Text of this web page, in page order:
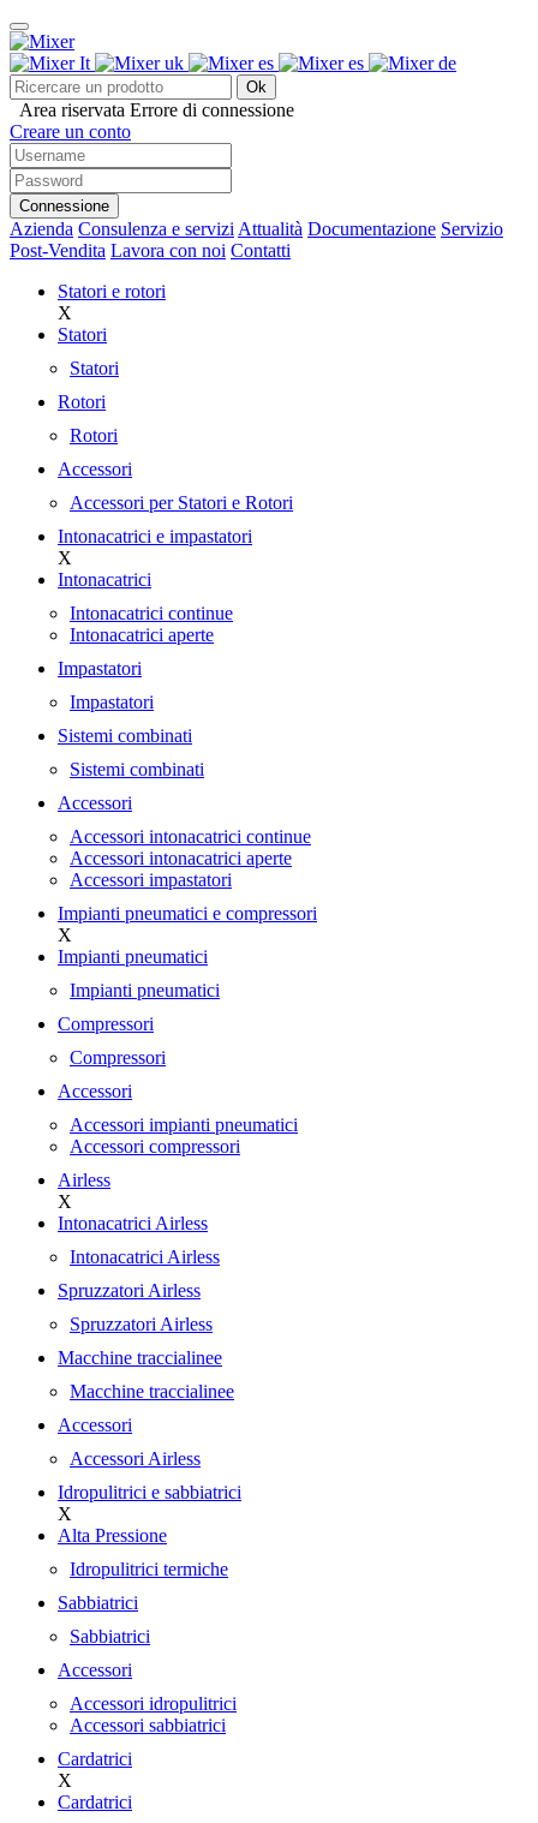
Ok
Area riservata Errore di connessione
Creare un conto
Connessione
Azienda Consulenza e servizi Attualità Documentazione Servizio
Post-Vendita Lavora con noi Contatti
Statori e rotori
X
Statori
Statori
Rotori
Rotori
Accessori
Accessori per Statori e Rotori
Intonacatrici e impastatori
X
Intonacatrici
Intonacatrici continue
Intonacatrici aperte
Impastatori
Impastatori
Sistemi combinati
Sistemi combinati
Accessori
Accessori intonacatrici continue
Accessori intonacatrici aperte
Accessori impastatori
Impianti pneumatici e compressori
X
Impianti pneumatici
Impianti pneumatici
Compressori
Compressori
Accessori
Accessori impianti pneumatici
Accessori compressori
Airless
X
Intonacatrici Airless
Intonacatrici Airless
Spruzzatori Airless
Spruzzatori Airless
Macchine traccialinee
Macchine traccialinee
Accessori
Accessori Airless
Idropulitrici e sabbiatrici
X
Alta Pressione
Idropulitrici termiche
Sabbiatrici
Sabbiatrici
Accessori
Accessori idropulitrici
Accessori sabbiatrici
Cardatrici
X
Cardatrici